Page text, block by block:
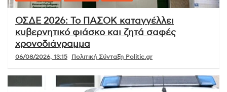
ΟΣΔΕ 2026: Το ΠΑΣΟΚ καταγγέλλει
κυβερνητικό φιάσκο και ζητά σαφές
χρονοδιάγραμμα
06/08/2026, 13:15 Πολιτική Σύνταξη Politic.gr